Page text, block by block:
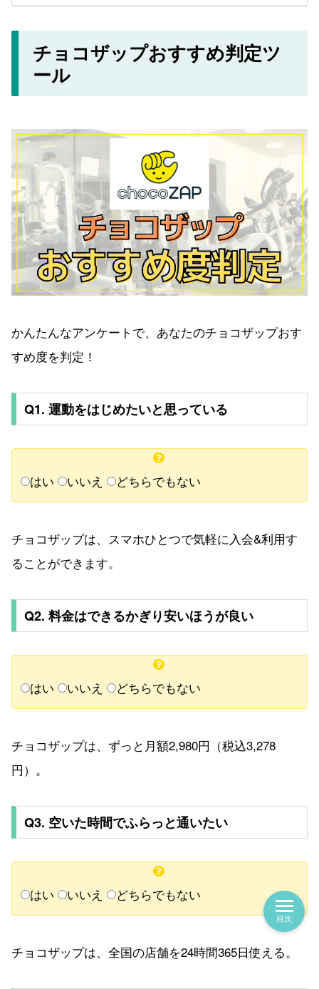
チョコザップおすすめ判定ツ
ール
かんたんなアンケートで、あなたのチョコザップおす
すめ度を判定！
Q1. 運動をはじめたいと思っている
はい いいえ どちらでもない
チョコザップは、スマホひとつで気軽に入会&利用す
ることができます。
Q2. 料金はできるかぎり安いほうが良い
はい いいえ どちらでもない
チョコザップは、ずっと月額2,980円（税込3,278
円）。
Q3. 空いた時間でふらっと通いたい
はい いいえ どちらでもない
チョコザップは、全国の店舗を24時間365日使える。
目次